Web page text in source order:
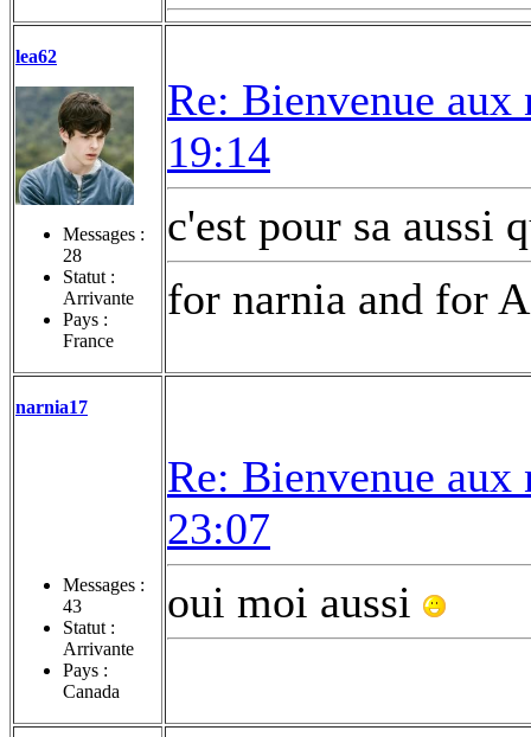
lea62
Messages :
28
Statut :
Arrivante
Pays :
France
Re: Bienvenue
19:14
c'est pour sa aussi
for narnia and for
narnia17
Messages :
43
Statut :
Arrivante
Pays :
Canada
Re: Bienvenue
23:07
oui moi aussi